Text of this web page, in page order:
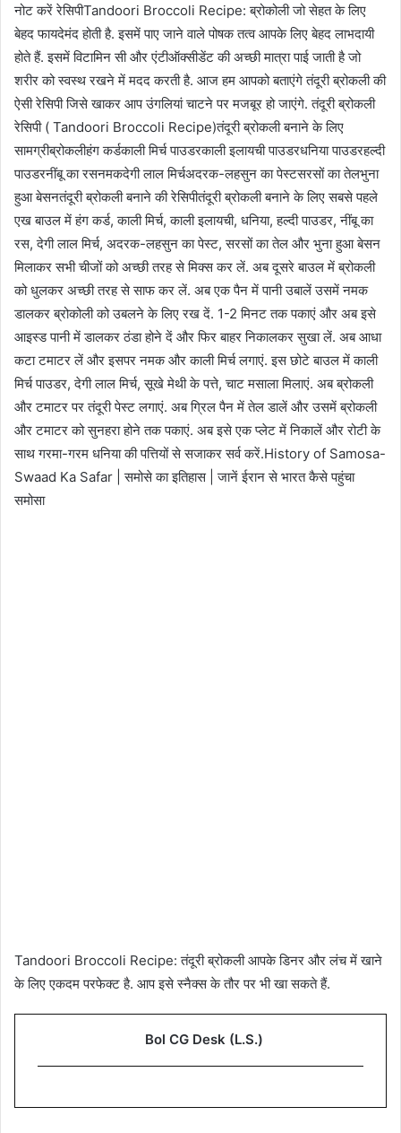
नोट करें रेसिपीTandoori Broccoli Recipe: ब्रोकोली जो सेहत के लिए
बेहद फायदेमंद होती है. इसमें पाए जाने वाले पोषक तत्व आपके लिए बेहद लाभदायी
होते हैं. इसमें विटामिन सी और एंटीऑक्सीडेंट की अच्छी मात्रा पाई जाती है जो
शरीर को स्वस्थ रखने में मदद करती है. आज हम आपको बताएंगे तंदूरी ब्रोकली की
ऐसी रेसिपी जिसे खाकर आप उंगलियां चाटने पर मजबूर हो जाएंगे. तंदूरी ब्रोकली
रेसिपी ( Tandoori Broccoli Recipe)तंदूरी ब्रोकली बनाने के लिए
सामग्रीब्रोकलीहंग कर्डकाली मिर्च पाउडरकाली इलायची पाउडरधनिया पाउडरहल्दी
पाउडरनींबू का रसनमकदेगी लाल मिर्चअदरक-लहसुन का पेस्टसरसों का तेलभुना
हुआ बेसनतंदूरी ब्रोकली बनाने की रेसिपीतंदूरी ब्रोकली बनाने के लिए सबसे पहले
एख बाउल में हंग कर्ड, काली मिर्च, काली इलायची, धनिया, हल्दी पाउडर, नींबू का
रस, देगी लाल मिर्च, अदरक-लहसुन का पेस्ट, सरसों का तेल और भुना हुआ बेसन
मिलाकर सभी चीजों को अच्छी तरह से मिक्स कर लें. अब दूसरे बाउल में ब्रोकली
को धुलकर अच्छी तरह से साफ कर लें. अब एक पैन में पानी उबालें उसमें नमक
डालकर ब्रोकोली को उबलने के लिए रख दें. 1-2 मिनट तक पकाएं और अब इसे
आइस्ड पानी में डालकर ठंडा होने दें और फिर बाहर निकालकर सुखा लें. अब आधा
कटा टमाटर लें और इसपर नमक और काली मिर्च लगाएं. इस छोटे बाउल में काली
मिर्च पाउडर, देगी लाल मिर्च, सूखे मेथी के पत्ते, चाट मसाला मिलाएं. अब ब्रोकली
और टमाटर पर तंदूरी पेस्ट लगाएं. अब ग्रिल पैन में तेल डालें और उसमें ब्रोकली
और टमाटर को सुनहरा होने तक पकाएं. अब इसे एक प्लेट में निकालें और रोटी के
साथ गरमा-गरम धनिया की पत्तियों से सजाकर सर्व करें.History of Samosa-
Swaad Ka Safar | समोसे का इतिहास | जानें ईरान से भारत कैसे पहुंचा
समोसा
Tandoori Broccoli Recipe: तंदूरी ब्रोकली आपके डिनर और लंच में खाने
के लिए एकदम परफेक्ट है. आप इसे स्नैक्स के तौर पर भी खा सकते हैं.
Bol CG Desk (L.S.)